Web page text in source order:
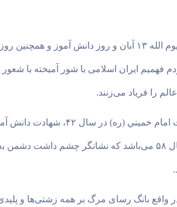
فهمیم ایران اسلامی با شور آمیخته با
را فریاد می‌زنند.
جاسوسی استكبار جهانی به دست دانشجويان پيرو خط امام درسال
.
بانگ رسای مرگ بر همه زشتی‌ها و